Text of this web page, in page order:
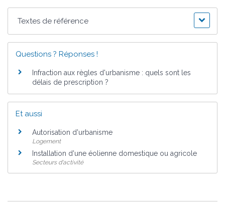
Textes de référence
Questions ? Réponses !
Infraction aux règles d'urbanisme : quels sont les
délais de prescription ?
Et aussi
Autorisation d'urbanisme
Logement
Installation d'une éolienne domestique ou agricole
Secteurs d'activité